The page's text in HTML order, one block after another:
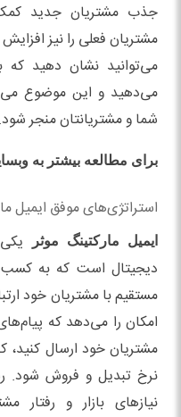
جذب مشتریان جدید کمک
مشتریان فعلی را نیز
می‌توانید نشان دهید که
می‌دهید و این موضوع
شما و مشتریانتان منجر شود.
برای مطالعه بیشتر به
استراتژی‌های موفق ایمیل
ایمیل مارکتینگ موثر یکی
دیجیتال است که به کسب
مستقیم با مشتریان خود
امکان را می‌دهد که
مشتریان خود ارسال کنید،
نرخ تبدیل و فروش شود.
نیازهای بازار و